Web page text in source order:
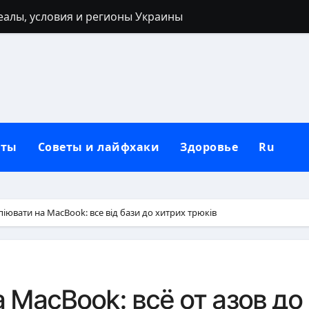
условия и регионы Украины
полный гайд от нуля до сильных рук
взгляд на природу зла в человеке
от негатива: полный практический гайд
механизм психики и тела
черты лица, региональные различия и этническая
Советы и лайфхаки Здоровье Ru
на MacBook: все від бази до хитрих трюків
MacBook: всё от азов до